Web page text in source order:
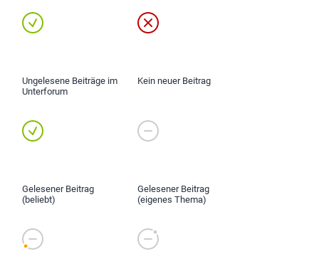
Ungelesene Beiträge im
Unterforum
Kein neuer Beitrag
Gelesener Beitrag
(beliebt)
Gelesener Beitrag
(eigenes Thema)